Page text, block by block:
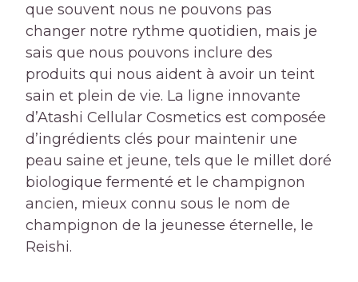
que souvent nous ne pouvons pas
changer notre rythme quotidien, mais je
sais que nous pouvons inclure des
produits qui nous aident à avoir un teint
sain et plein de vie. La ligne innovante
d’Atashi Cellular Cosmetics est composée
d’ingrédients clés pour maintenir une
peau saine et jeune, tels que le millet doré
biologique fermenté et le champignon
ancien, mieux connu sous le nom de
champignon de la jeunesse éternelle, le
Reishi.